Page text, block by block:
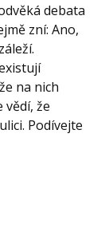
debata
zní: Ano,
na nich
vědí, že
Podívejte